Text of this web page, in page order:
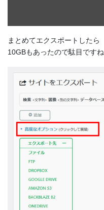
まとめてエクスポートしたら
10GBもあったので駄目ですね